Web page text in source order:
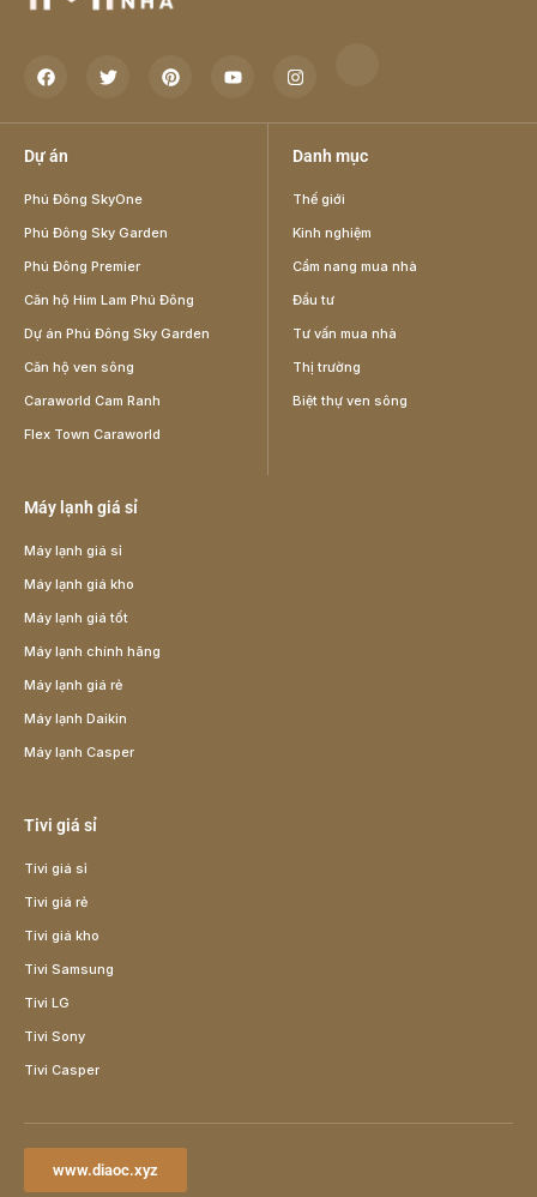
Dự án
Phú Đông SkyOne
Phú Đông Sky Garden
Phú Đông Premier
Căn hộ Him Lam Phú Đông
Dự án Phú Đông Sky Garden
Căn hộ ven sông
Caraworld Cam Ranh
Flex Town Caraworld
Danh mục
Thế giới
Kinh nghiệm
Cẩm nang mua nhà
Đầu tư
Tư vấn mua nhà
Thị trường
Biệt thự ven sông
Máy lạnh giá sỉ
Máy lạnh giá sỉ
Máy lạnh giá kho
Máy lạnh giá tốt
Máy lạnh chính hãng
Máy lạnh giá rẻ
Máy lạnh Daikin
Máy lạnh Casper
Tivi giá sỉ
Tivi giá sỉ
Tivi giá rẻ
Tivi giá kho
Tivi Samsung
Tivi LG
Tivi Sony
Tivi Casper
www.diaoc.xyz